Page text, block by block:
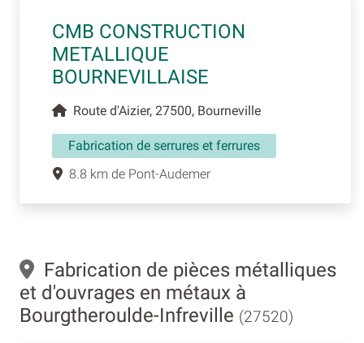
CMB CONSTRUCTION
METALLIQUE
BOURNEVILLAISE
Route d'Aizier, 27500, Bourneville
Fabrication de serrures et ferrures
8.8 km de Pont-Audemer
Fabrication de pièces métalliques
et d'ouvrages en métaux à
Bourgtheroulde-Infreville (27520)